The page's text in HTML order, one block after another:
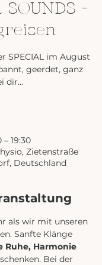
SOUNDS -
SPECIAL im August
geerdet, ganz
dir...
– 19:30
Zietenstraße
Deutschland
als wir mit unseren
Sanfte Klänge
Ruhe, Harmonie
schenken. Bei der